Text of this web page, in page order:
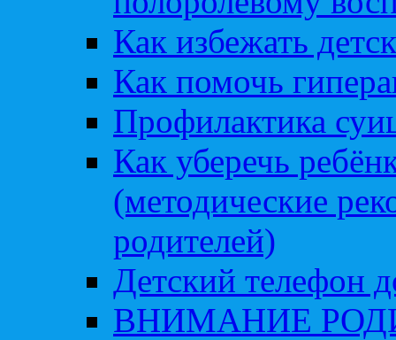
Как избежать
Как помочь
Профилактика
Как уберечь
(методические
родителей)
Детский телефон
ВНИМАНИЕ